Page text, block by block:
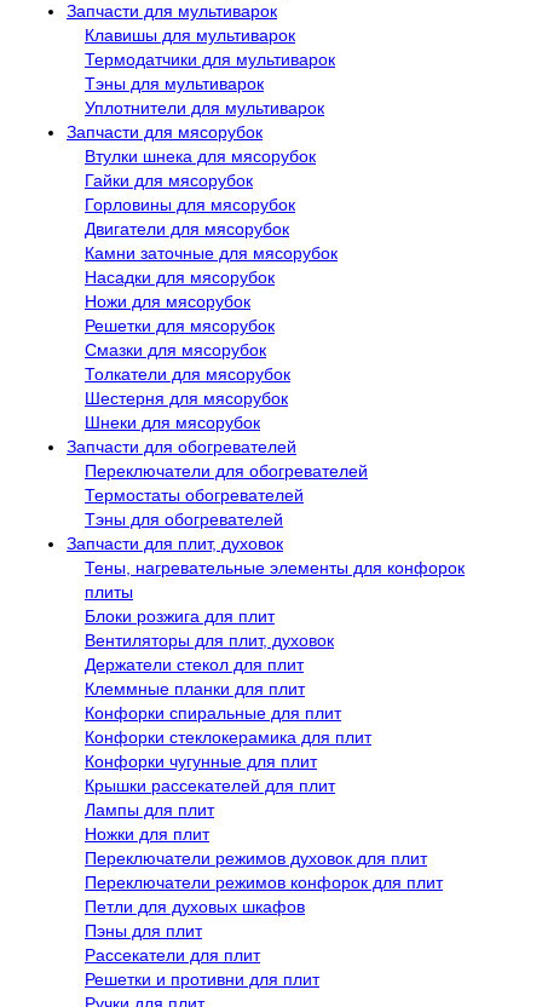
Запчасти для мультиварок
Клавишы для мультиварок
Термодатчики для мультиварок
Тэны для мультиварок
Уплотнители для мультиварок
Запчасти для мясорубок
Втулки шнека для мясорубок
Гайки для мясорубок
Горловины для мясорубок
Двигатели для мясорубок
Камни заточные для мясорубок
Насадки для мясорубок
Ножи для мясорубок
Решетки для мясорубок
Смазки для мясорубок
Толкатели для мясорубок
Шестерня для мясорубок
Шнеки для мясорубок
Запчасти для обогревателей
Переключатели для обогревателей
Термостаты обогревателей
Тэны для обогревателей
Запчасти для плит, духовок
Тены, нагревательные элементы для конфорок
плиты
Блоки розжига для плит
Вентиляторы для плит, духовок
Держатели стекол для плит
Клеммные планки для плит
Конфорки спиральные для плит
Конфорки стеклокерамика для плит
Конфорки чугунные для плит
Крышки рассекателей для плит
Лампы для плит
Ножки для плит
Переключатели режимов духовок для плит
Переключатели режимов конфорок для плит
Петли для духовых шкафов
Пэны для плит
Рассекатели для плит
Решетки и противни для плит